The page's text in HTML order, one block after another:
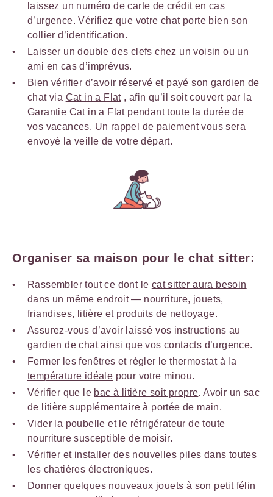
laissez un numéro de carte de crédit en cas
d’urgence. Vérifiez que votre chat porte bien son
collier d’identification.
Laisser un double des clefs chez un voisin ou un
ami en cas d’imprévus.
Bien vérifier d’avoir réservé et payé son gardien de
chat via Cat in a Flat, afin qu’il soit couvert par la
Garantie Cat in a Flat pendant toute la durée de
vos vacances. Un rappel de paiement vous sera
envoyé la veille de votre départ.
Organiser sa maison pour le chat sitter:
Rassembler tout ce dont le cat sitter aura besoin
dans un même endroit — nourriture, jouets,
friandises, litière et produits de nettoyage.
Assurez-vous d’avoir laissé vos instructions au
gardien de chat ainsi que vos contacts d’urgence.
Fermer les fenêtres et régler le thermostat à la
température idéale pour votre minou.
Vérifier que le bac à litière soit propre. Avoir un sac
de litière supplémentaire à portée de main.
Vider la poubelle et le réfrigérateur de toute
nourriture susceptible de moisir.
Vérifier et installer des nouvelles piles dans toutes
les chatières électroniques.
Donner quelques nouveaux jouets à son petit félin